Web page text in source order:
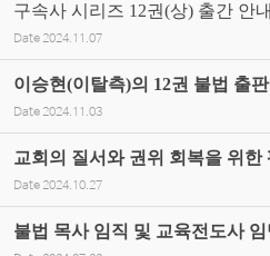
구속사 시리즈 12권(상) 출간 안내
Date 2024.11.07
이승현(이탈측)의 12권 불법 출
Date 2024.11.03
교회의 질서와 권위 회복을 위
Date 2024.10.27
불법 목사 임직 및 교육전도사